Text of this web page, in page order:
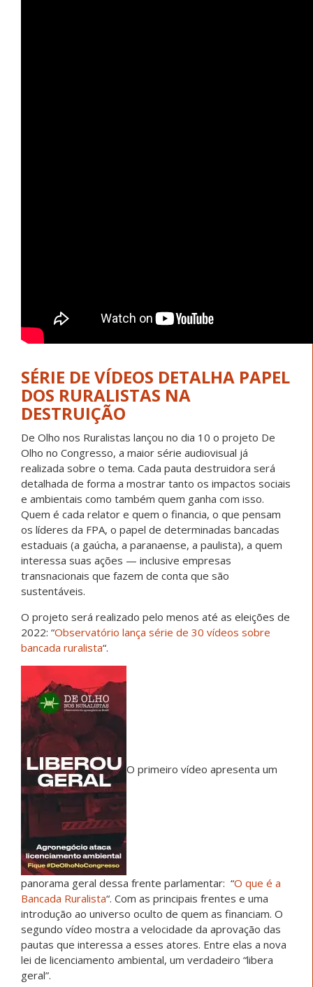
SÉRIE DE VÍDEOS DETALHA PAPEL
DOS RURALISTAS NA
DESTRUIÇÃO
De Olho nos Ruralistas lançou no dia 10 o projeto De
Olho no Congresso, a maior série audiovisual já
realizada sobre o tema. Cada pauta destruidora será
detalhada de forma a mostrar tanto os impactos sociais
e ambientais como também quem ganha com isso.
Quem é cada relator e quem o financia, o que pensam
os líderes da FPA, o papel de determinadas bancadas
estaduais (a gaúcha, a paranaense, a paulista), a quem
interessa suas ações — inclusive empresas
transnacionais que fazem de conta que são
sustentáveis.
O projeto será realizado pelo menos até as eleições de
2022: “Observatório lança série de 30 vídeos sobre
bancada ruralista“.
O primeiro vídeo apresenta um
panorama geral dessa frente parlamentar: “O que é a
Bancada Ruralista“. Com as principais frentes e uma
introdução ao universo oculto de quem as financiam. O
segundo vídeo mostra a velocidade da aprovação das
pautas que interessa a esses atores. Entre elas a nova
lei de licenciamento ambiental, um verdadeiro “libera
geral”.